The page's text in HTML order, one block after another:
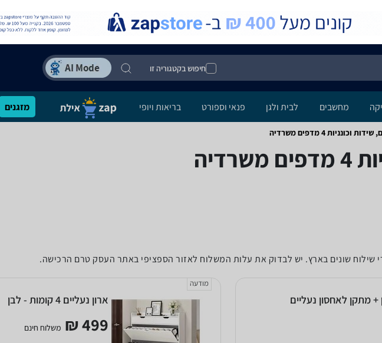
חיפוש בקטגוריה זו
מחשבים לבית ולגן פנאי וספורט בריאות ויופי מזגנים
‏4 מדפים ‏משרדיה
שילוח שונים בארץ. יש לבדוק את עלות המשלוח לאזור הספציפי באתר העסק טרם הרכישה.
4 קומות - לבן + מתקן לאחסון נעליים
מודעה
ארון נעליים 4 קומות - לבן
499 ₪ משלוח חינם